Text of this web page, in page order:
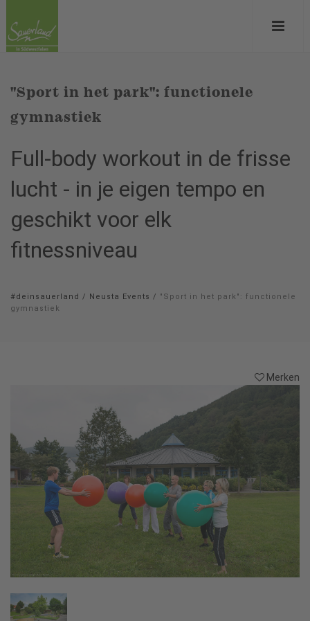
"Sport in het park": functionele
gymnastiek
Full-body workout in de frisse
lucht - in je eigen tempo en
geschikt voor elk
fitnessniveau
#deinsauerland / Neusta Events / "Sport in het park": functionele
gymnastiek
Merken